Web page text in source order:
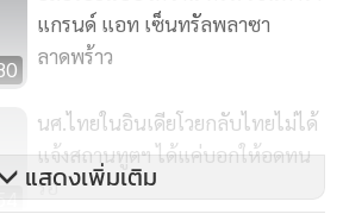
แกรนด์ แอท เซ็นทรัลพลาซา
ลาดพร้าว
นศ.ไทยในอินเดียโวยกลับไทยไม่ได้
แจ้งสถานทูตฯ ได้แค่บอกให้อดทน
รอ
แสดงเพิ่มเติม